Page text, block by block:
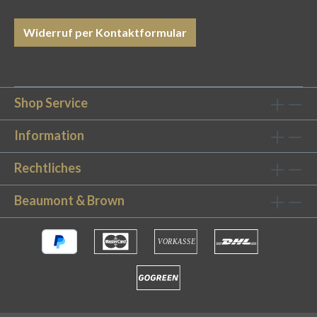
sind in 4 verschiedene Größen erhältlich, die Sie
ganz nach Ihrem persönlichen Bedarf
Komfort eines 5 Sterne-Hotels zuhause mit
weiche Oberfläche aus Frottier ist herrlich soft
und punktet mit einer hohen Saugfähigkeit.
Dank des puristischen und zeitlosen Designs
passen die Handtücher in jedes
Badezimmer.Genießen Sie die
außergewöhnliche Haptik unserer Luxus-
Handtücher in 4 Größen: Unser Gästetuch mit
den Maßen 30x30 cm eignet sich wunderbar
für die Hände. Das Handtuch im Format
Widerruf per Kontaktformular
Shop Service
Information
Rechtliches
Beaumont & Brown